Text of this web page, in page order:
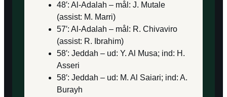
48′: Al-Adalah – mål: J. Mutale
(assist: M. Marri)
57′: Al-Adalah – mål: R. Chivaviro
(assist: R. Ibrahim)
58′: Jeddah – ud: Y. Al Musa; ind: H.
Asseri
58′: Jeddah – ud: M. Al Saiari; ind: A.
Burayh